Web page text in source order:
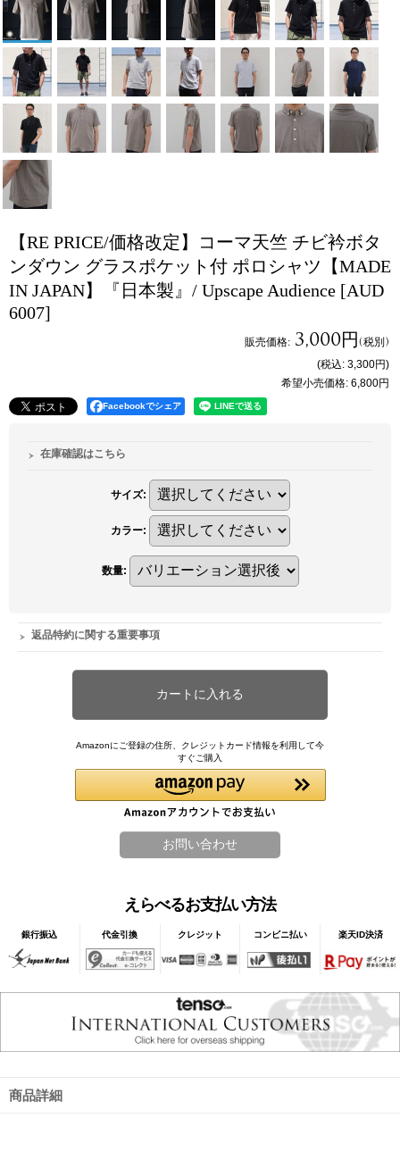
【RE PRICE/価格改定】コーマ天竺 チビ衿ボタ
ンダウン グラスポケット付 ポロシャツ【MADE
IN JAPAN】『日本製』/ Upscape Audience [AUD
6007]
販売価格: 3,000円(税別)
(税込: 3,300円)
希望小売価格: 6,800円
Facebookでシェア
在庫確認はこちら
サイズ:
カラー:
数量:
返品特約に関する重要事項
Amazonにご登録の住所、クレジットカード情報を利用して今
すぐご購入
えらべるお支払い方法
銀行振込 代金引換 クレジット コンビニ払い 楽天ID決済
商品詳細